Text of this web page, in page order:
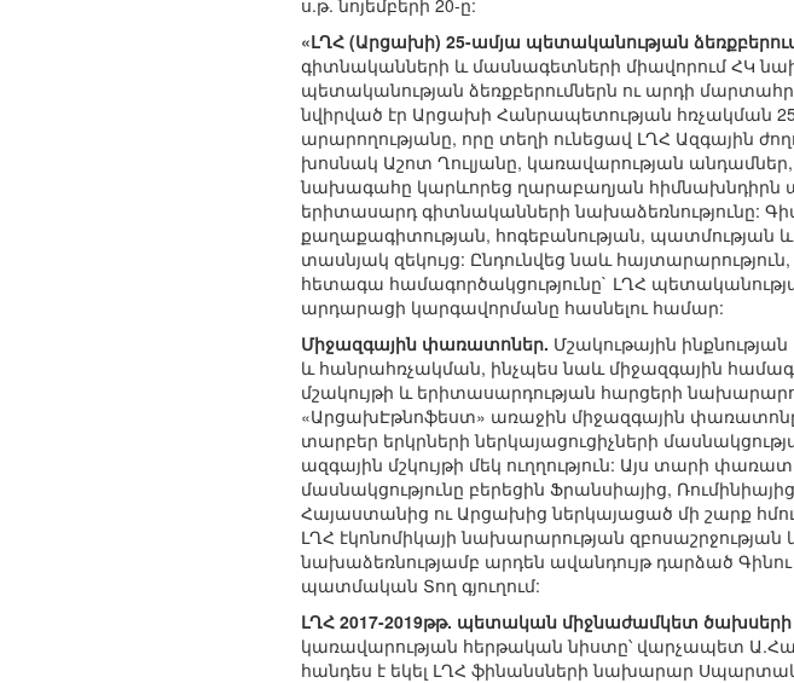
ս.թ. նոյեմբերի 20-ը:
«ԼՂՀ (Արցախի) 25-ամյա պետականության
գիտնականների և մասնագետների միավորում ՀԿ
պետականության ձեռքբերումներն ու արդի
նվիրված էր Արցախի Հանրապետության հռչակման
արարողությանը, որը տեղի ունեցավ ԼՂՀ Ազգային
խոսնակ Աշոտ Ղուլյանը, կառավարության
նախագահը կարևորեց ղարաբաղյան հիմնախնդիրն
երիտասարդ գիտնականների նախաձեռնությունը:
քաղաքագիտության, հոգեբանության, պատմության
տասնյակ զեկույց: Ընդունվեց նաև
հետագա համագործակցությունը` ԼՂՀ
արդարացի կարգավորմանը հասնելու համար:
Միջազգային փառատոներ. Մշակութային
և հանրահռչակման, ինչպես նաև միջազգային
մշակույթի և երիտասարդության հարցերի
«ԱրցախԷթնոֆեստ» առաջին միջազգային
տարբեր երկրների ներկայացուցիչների
ազգային մշկույթի մեկ ուղղություն: Այս տարի
մասնակցությունը բերեցին Ֆրանսիայից,
Հայաստանից ու Արցախից ներկայացած մի շարք
ԼՂՀ էկոնոմիկայի նախարարության
նախաձեռնությամբ արդեն ավանդույթ դարձած
պատմական Տող գյուղում:
ԼՂՀ 2017-2019թթ. պետական միջնաժամկետ
կառավարության հերթական նիստը՝ վարչապետ
հանդես է եկել ԼՂՀ ֆինանսների նախարար Սպարտակ